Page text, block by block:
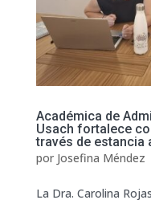
Académica de
Usach fortalece
través de estancia
por Josefina Méndez
La Dra. Carolina